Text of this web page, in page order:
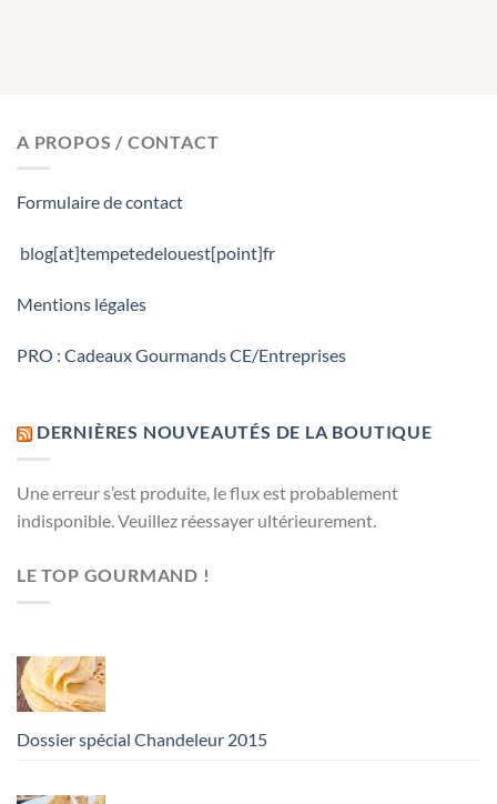
A PROPOS / CONTACT
Formulaire de contact
blog[at]tempetedelouest[point]fr
Mentions légales
PRO : Cadeaux Gourmands CE/Entreprises
DERNIÈRES NOUVEAUTÉS DE LA BOUTIQUE
Une erreur s’est produite, le flux est probablement
indisponible. Veuillez réessayer ultérieurement.
LE TOP GOURMAND !
Dossier spécial Chandeleur 2015